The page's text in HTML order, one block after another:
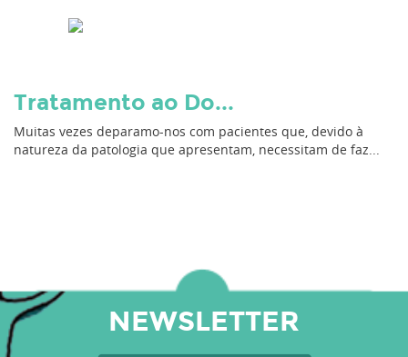
Tratamento ao Do...
Muitas vezes deparamo-nos com pacientes que, devido à
natureza da patologia que apresentam, necessitam de faz...
NEWSLETTER